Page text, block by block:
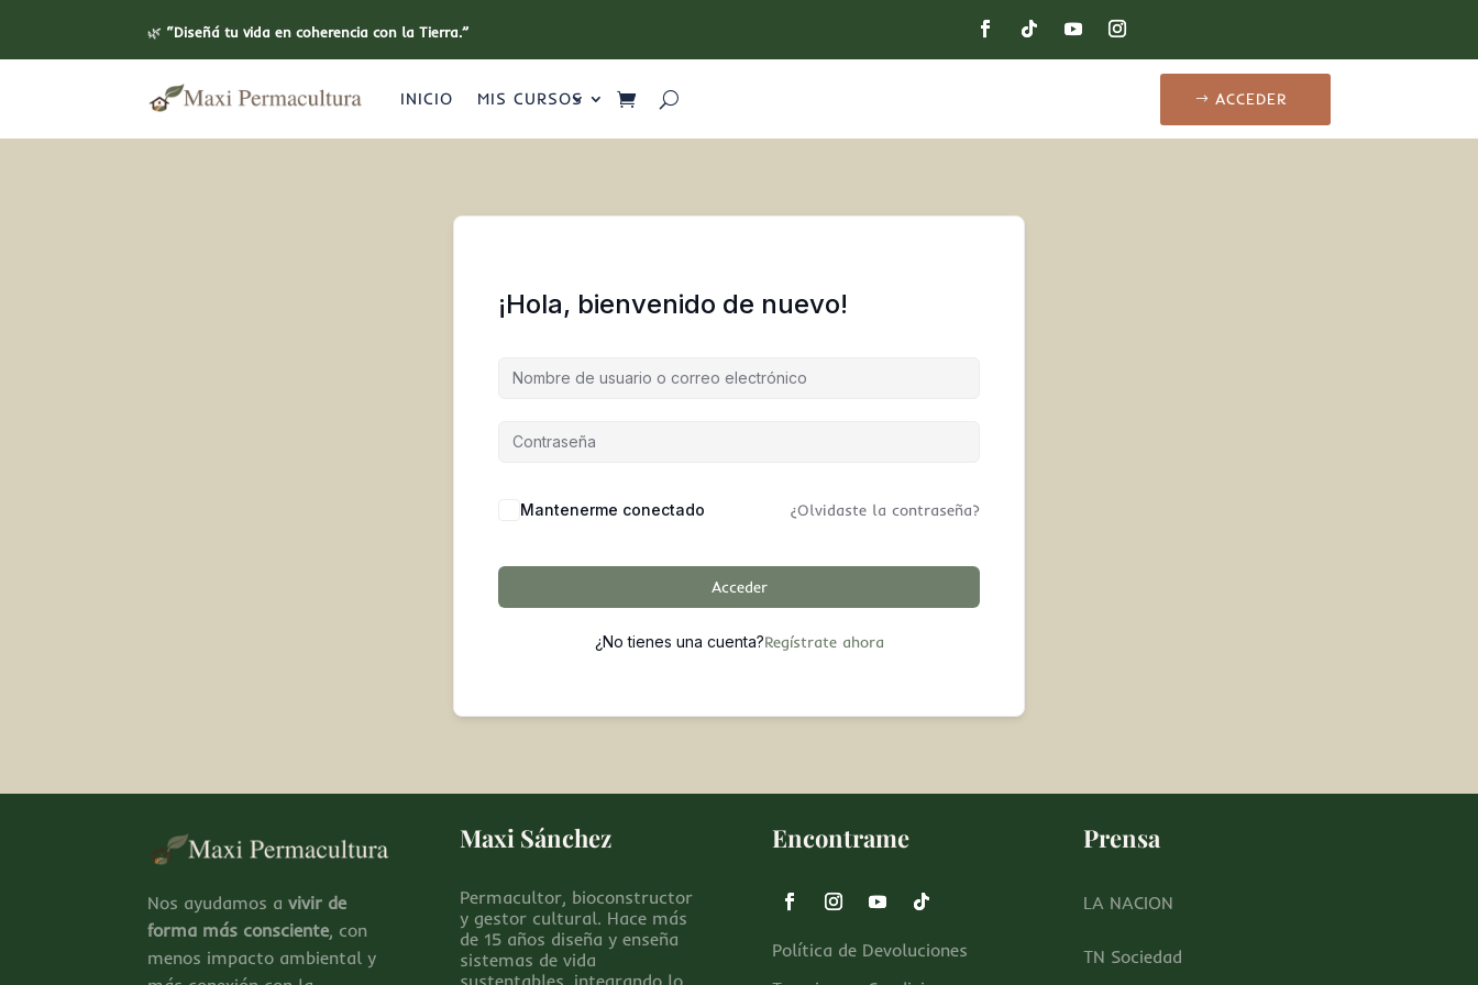
🌿 “Diseñá tu vida en coherencia con la Tierra.”
INICIO MIS CURSOS ACCEDER
¡Hola, bienvenido de nuevo!
Mantenerme conectado ¿Olvidaste la contraseña?
Acceder
¿No tienes una cuenta?Regístrate ahora
Nos ayudamos avivir de
forma más consciente, con
menos impacto ambiental y
Maxi Sánchez
Permacultor, bioconstructor
y gestor cultural. Hace más
de 15 años diseña y enseña
sistemas de vida
sustentables, integrando lo
Encontrame
Política de Devoluciones
Prensa
LA NACION
TN Sociedad